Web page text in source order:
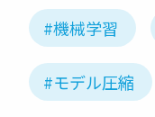
#機械学習
#モデル圧縮